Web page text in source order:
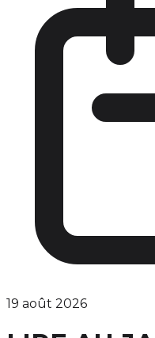
19 août 2026